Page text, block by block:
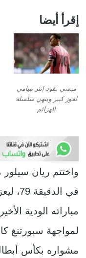
إقرأ أيضا
ميسي يقود إنتر ميامي
لفوز كبير وينهي سلسلة
الهزائم
واختتم ريان
في
مباراته الودية
لمواجهة سبورتنغ
مشواره بكأس أبطال